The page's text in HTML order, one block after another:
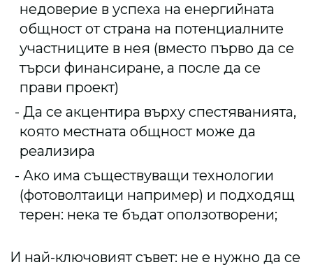
недоверие в успеха на енергийната
общност от страна на потенциалните
участниците в нея (вместо първо да се
търси финансиране, а после да се
прави проект)
Да се акцентира върху спестяванията,
която местната общност може да
реализира
Ако има съществуващи технологии
(фотоволтаици например) и подходящ
терен: нека те бъдат оползотворени;
И най-ключовият съвет: не е нужно да се